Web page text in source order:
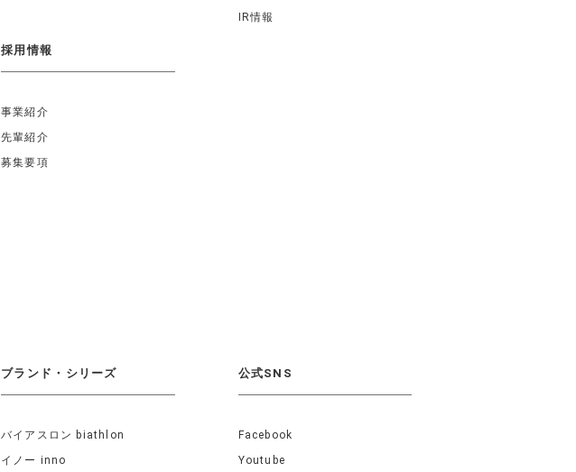
IR情報
採用情報
事業紹介
先輩紹介
募集要項
ブランド・シリーズ
バイアスロン biathlon
イノー inno
公式SNS
Facebook
Youtube